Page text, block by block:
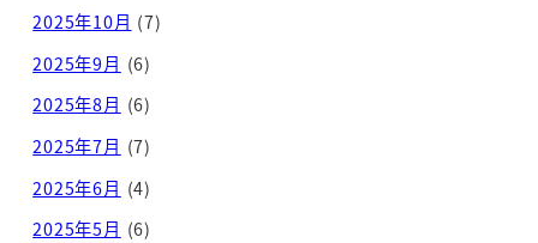
2025年10月 (7)
2025年9月 (6)
2025年8月 (6)
2025年7月 (7)
2025年6月 (4)
2025年5月 (6)